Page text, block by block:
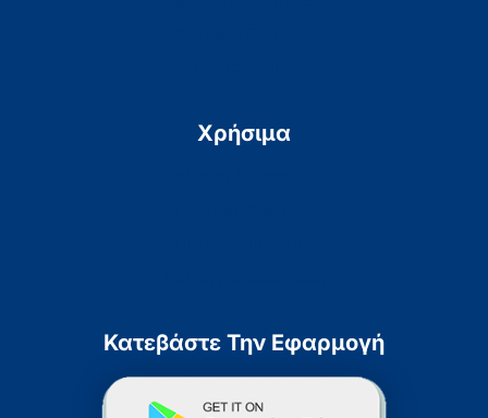
Χρήσιμα
Κατεβάστε Την Εφαρμογή